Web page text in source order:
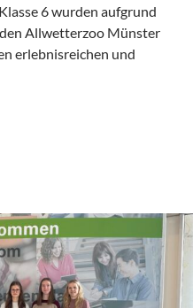
6 wurden aufgrund
Allwetterzoo Münster
erlebnisreichen und